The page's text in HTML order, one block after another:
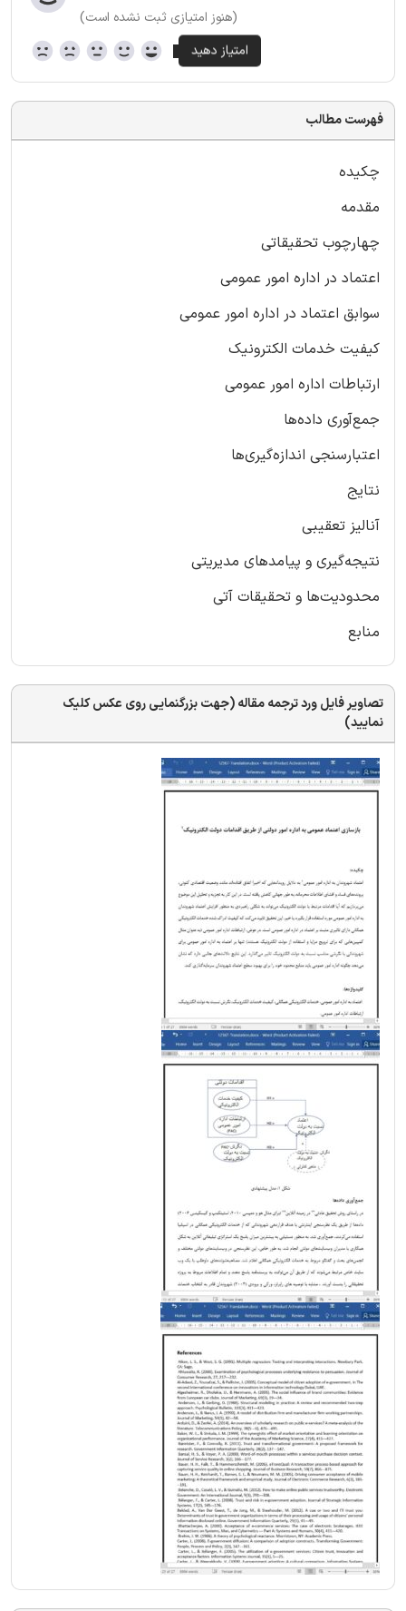
(هنوز امتیازی ثبت نشده است)
فهرست مطالب
چکیده
مقدمه
چهارچوب تحقیقاتی
اعتماد در اداره امور عمومی
سوابق اعتماد در اداره امور عمومی
کیفیت خدمات الکترونیک
ارتباطات اداره امور عمومی
جمع‌آوری داده‌ها
اعتبار‌سنجی اندازه‌گیری‌ها
نتایج
آنالیز تعقیبی
نتیجه‌گیری و پیامدهای مدیریتی
محدودیت‌ها و تحقیقات آتی
منابع
تصاویر فایل ورد ترجمه مقاله (جهت بزرگنمایی روی عکس کلیک
نمایید)